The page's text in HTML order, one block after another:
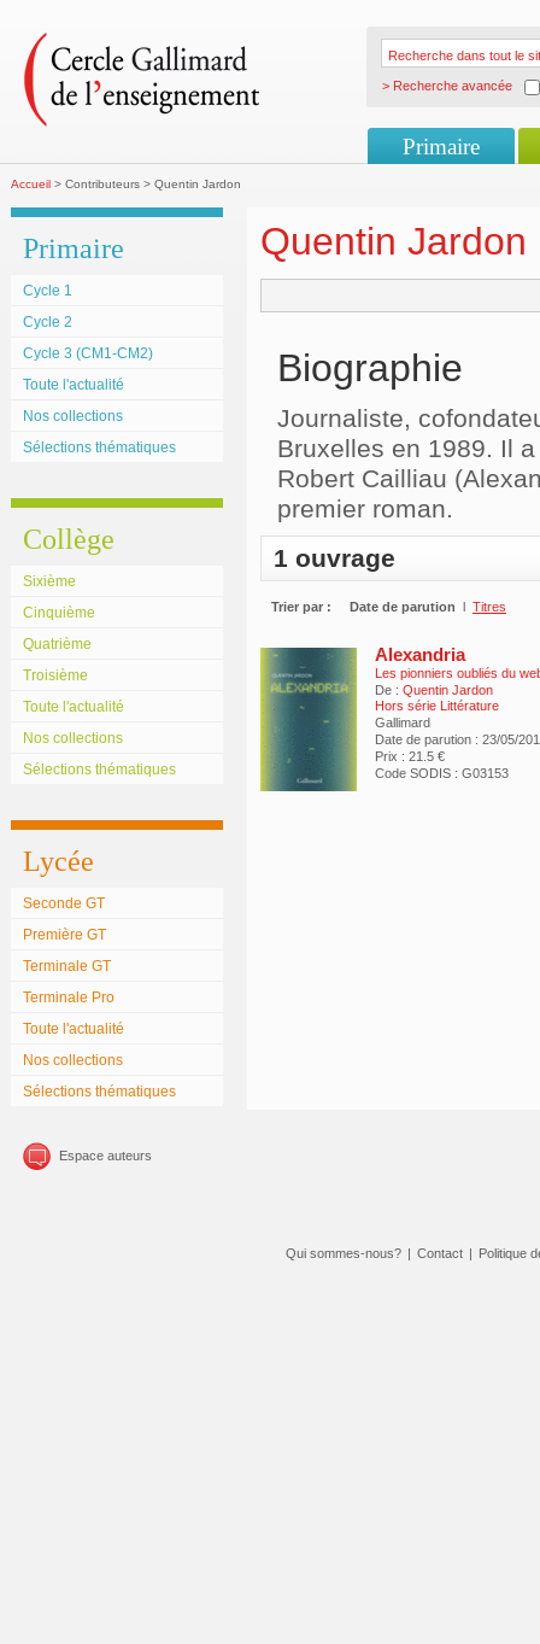
> Recherche avancée
Primaire
Accueil > Contributeurs > Quentin Jardon
Primaire
Cycle 1
Cycle 2
Cycle 3 (CM1-CM2)
Toute l'actualité
Nos collections
Sélections thématiques
Collège
Sixième
Cinquième
Quatrième
Troisième
Toute l'actualité
Nos collections
Sélections thématiques
Lycée
Seconde GT
Première GT
Terminale GT
Terminale Pro
Toute l'actualité
Nos collections
Sélections thématiques
Espace auteurs
Quentin Jardon
Biographie
Journaliste,
Bruxelles en 1989. Il
Robert Cailliau
premier roman.
1 ouvrage
Trier par : Date de parution l Titres
Alexandria
Les pionniers oubliés du
De : Quentin Jardon
Hors série Littérature
Gallimard
Date de parution : 23/05/
Prix : 21.5 €
Code SODIS : G03153
Qui sommes-nous? | Contact | Politique